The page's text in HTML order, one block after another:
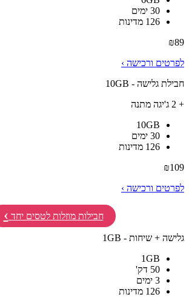
30 ימים
126 מדינות
₪89
לפרטים ורכישה ›
חבילת גלישה - 10GB
+ 2 ג'יגה מתנה
10GB
30 ימים
126 מדינות
₪109
לפרטים ורכישה ›
חבילות מוזלות לטסים יחד ›
גלישה + שיחות - 1GB
1GB
50 דק'
3 ימים
126 מדינות